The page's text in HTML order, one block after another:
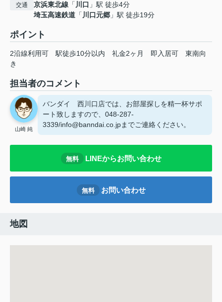
交通 京浜東北線 「 川口 」駅 徒歩4分
埼玉高速鉄道 「 川口元郷 」駅 徒歩19分
ポイント
2沿線利用可 駅徒歩10分以内 礼金2ヶ月 即入居可
東南向
き
担当者のコメント
山崎 純
バンダイ 西川口店では、お部屋探しを精一杯サポ
ート致しますので、048-287-
3339/info@banndai.co.jpまでご連絡ください。
無料 LINEからお問い合わせ
無料 お問い合わせ
地図